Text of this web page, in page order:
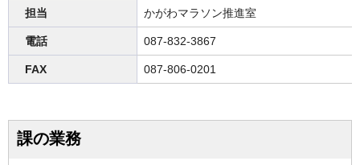
担当 かがわマラソン推進室
電話 087-832-3867
FAX 087-806-0201
課の業務